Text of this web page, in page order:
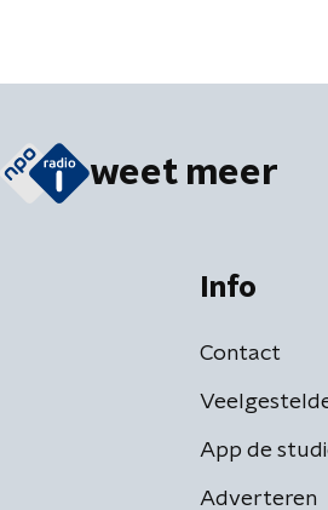
weet meer
Info
Contact
App de
Adverteren